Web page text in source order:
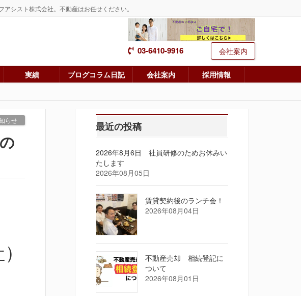
シスト株式会社。不動産はお任せください。
03-6410-9916 会社案内
実績 ブログコラム日記 会社案内 採用情報
らせ 最近の投稿
2026年8月6日 社員研修のためお休みい
たします
2026年08月05日
賃貸契約後のランチ会！
2026年08月04日
不動産売却 相続登記に
ついて
2026年08月01日